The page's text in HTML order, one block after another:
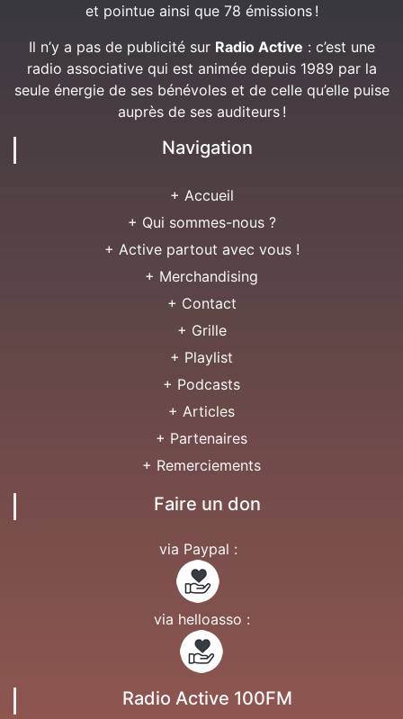
et pointue ainsi que 78 émissions !
Il n’y a pas de publicité sur Radio Active : c’est une
radio associative qui est animée depuis 1989 par la
seule énergie de ses bénévoles et de celle qu’elle puise
auprès de ses auditeurs !
Navigation
+ Accueil
+ Qui sommes-nous ?
+ Active partout avec vous !
+ Merchandising
+ Contact
+ Grille
+ Playlist
+ Podcasts
+ Articles
+ Partenaires
+ Remerciements
Faire un don
via Paypal :
via helloasso :
Radio Active 100FM